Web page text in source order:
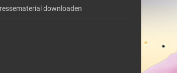
downloaden